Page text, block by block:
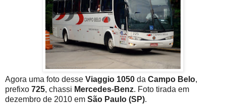
Agora uma foto desse Viaggio 1050 da Campo Belo,
prefixo 725, chassi Mercedes-Benz. Foto tirada em
dezembro de 2010 em São Paulo (SP).